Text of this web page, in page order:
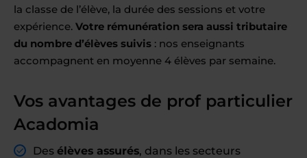
la classe de l’élève, la durée des sessions et votre
expérience. Votre rémunération sera aussi tributaire
du nombre d’élèves suivis : nos enseignants
accompagnent en moyenne 4 élèves par semaine.
Vos avantages de prof particulier
Acadomia
Des élèves assurés, dans les secteurs